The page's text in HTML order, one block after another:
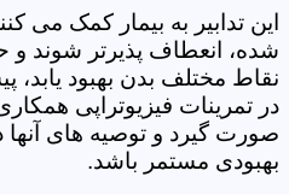
این تدابیر به بیمار کمک می
شده، انعطاف پذیرتر شوند و
نقاط مختلف بدن بهبود یابد،
در تمرینات فیزیوتراپی
صورت گیرد و توصیه های آنها
بهبودی مستمر باشد.